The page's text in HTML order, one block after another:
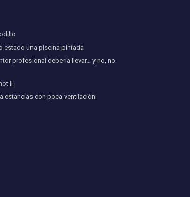
estado una piscina pintada
profesional debería llevar… y no, no
II
estancias con poca ventilación